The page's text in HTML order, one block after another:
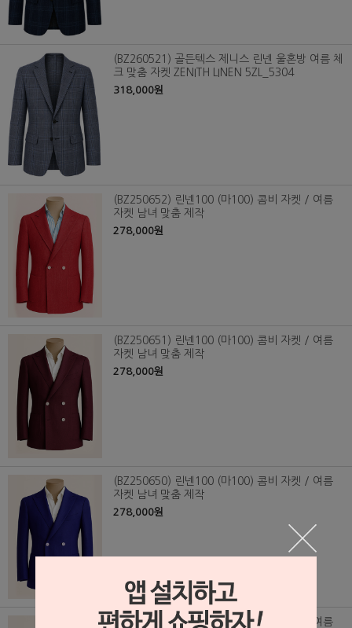
(BZ260521) 골든텍스 제니스 린넨 울혼방 여름 체
크 맞춤 자켓 ZENITH LINEN 5ZL_5304
318,000원
(BZ250652) 린넨100 (마100) 콤비 자켓 / 여름
자켓 남녀 맞춤 제작
278,000원
(BZ250651) 린넨100 (마100) 콤비 자켓 / 여름
자켓 남녀 맞춤 제작
278,000원
(BZ250650) 린넨100 (마100) 콤비 자켓 / 여름
자켓 남녀 맞춤 제작
278,000원
(BZ250649) 린넨100 (마100) 콤비 자켓 / 여름